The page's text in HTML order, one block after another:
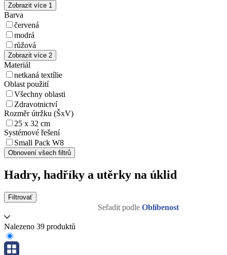
Zobrazit více 1
Barva
červená
modrá
růžová
Zobrazit více 2
Materiál
netkaná textílie
Oblast použití
Všechny oblasti
Zdravotnictví
Rozměr útržku (ŠxV)
25 x 32 cm
Systémové řešení
Small Pack W8
Obnovení všech filtrů
Hadry, hadříky a utěrky na úklid
Filtrovať
Seřadit podle Oblíbenost
Nalezeno 39 produktů